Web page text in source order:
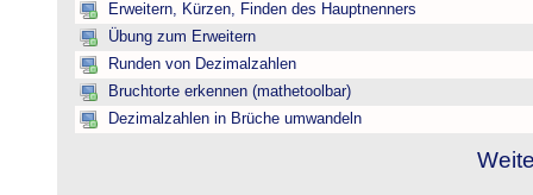
Erweitern, Kürzen, Finden des Hauptnenners
Übung zum Erweitern
Runden von Dezimalzahlen
Bruchtorte erkennen (mathetoolbar)
Dezimalzahlen in Brüche umwandeln